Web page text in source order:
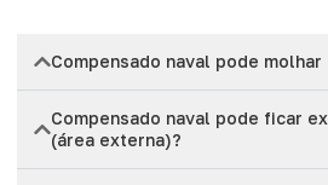
Compensado naval pode
Compensado naval pode ficar
(área externa)?